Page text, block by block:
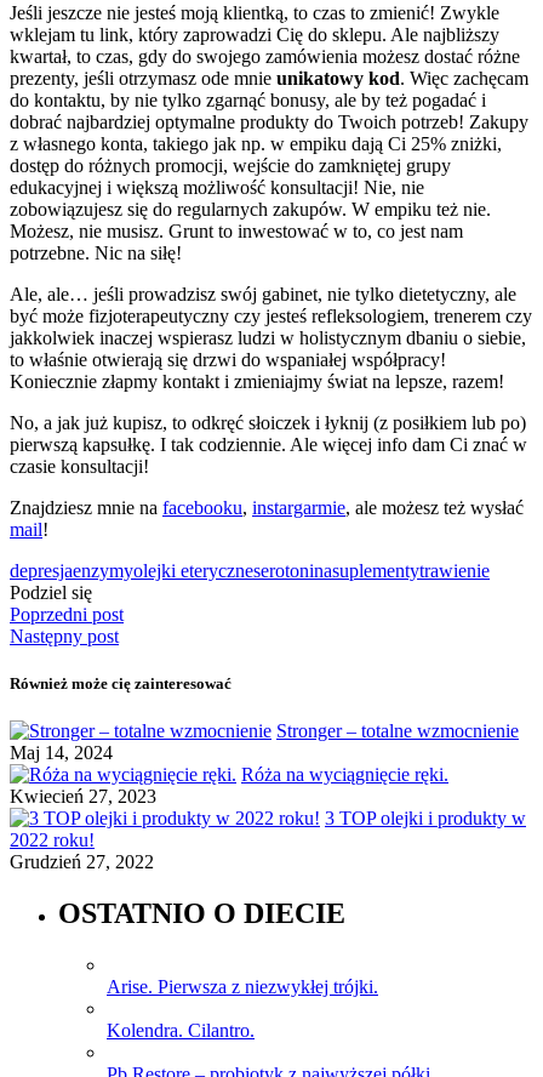
Jeśli jeszcze nie jesteś moją klientką, to czas to zmienić! Zwykle
wklejam tu link, który zaprowadzi Cię do sklepu. Ale najbliższy
kwartał, to czas, gdy do swojego zamówienia możesz dostać różne
prezenty, jeśli otrzymasz ode mnie unikatowy kod. Więc zachęcam
do kontaktu, by nie tylko zgarnąć bonusy, ale by też pogadać i
dobrać najbardziej optymalne produkty do Twoich potrzeb! Zakupy
z własnego konta, takiego jak np. w empiku dają Ci 25% zniżki,
dostęp do różnych promocji, wejście do zamkniętej grupy
edukacyjnej i większą możliwość konsultacji! Nie, nie
zobowiązujesz się do regularnych zakupów. W empiku też nie.
Możesz, nie musisz. Grunt to inwestować w to, co jest nam
potrzebne. Nic na siłę!
Ale, ale… jeśli prowadzisz swój gabinet, nie tylko dietetyczny, ale
być może fizjoterapeutyczny czy jesteś refleksologiem, trenerem czy
jakkolwiek inaczej wspierasz ludzi w holistycznym dbaniu o siebie,
to właśnie otwierają się drzwi do wspaniałej współpracy!
Koniecznie złapmy kontakt i zmieniajmy świat na lepsze, razem!
No, a jak już kupisz, to odkręć słoiczek i łyknij (z posiłkiem lub po)
pierwszą kapsułkę. I tak codziennie. Ale więcej info dam Ci znać w
czasie konsultacji!
Znajdziesz mnie na facebooku, instargarmie, ale możesz też wysłać
mail!
depresjaenzymyolejki eteryczneserotoninasuplementytrawienie
Podziel się
Poprzedni post
Następny post
Również może cię zainteresować
Stronger – totalne wzmocnienie
Maj 14, 2024
Róża na wyciągnięcie ręki.
Kwiecień 27, 2023
3 TOP olejki i produkty w
2022 roku!
Grudzień 27, 2022
OSTATNIO O DIECIE
Arise. Pierwsza z niezwykłej trójki.
Kolendra. Cilantro.